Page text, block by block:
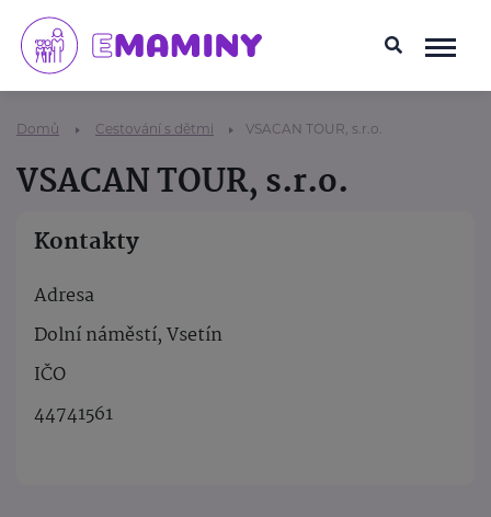
Domů Cestování s dětmi VSACAN TOUR, s.r.o.
VSACAN TOUR, s.r.o.
Kontakty
Adresa
Dolní náměstí, Vsetín
IČO
44741561